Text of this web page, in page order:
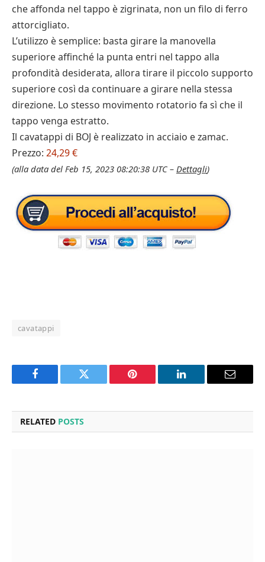
che affonda nel tappo è zigrinata, non un filo di ferro
attorcigliato.
L’utilizzo è semplice: basta girare la manovella
superiore affinché la punta entri nel tappo alla
profondità desiderata, allora tirare il piccolo supporto
superiore così da continuare a girare nella stessa
direzione. Lo stesso movimento rotatorio fa sì che il
tappo venga estratto.
Il cavatappi di BOJ è realizzato in acciaio e zamac.
Prezzo: 24,29 €
(alla data del Feb 15, 2023 08:20:38 UTC – Dettagli)
cavatappi
Facebook Twitter Pinterest LinkedIn Email
RELATED POSTS